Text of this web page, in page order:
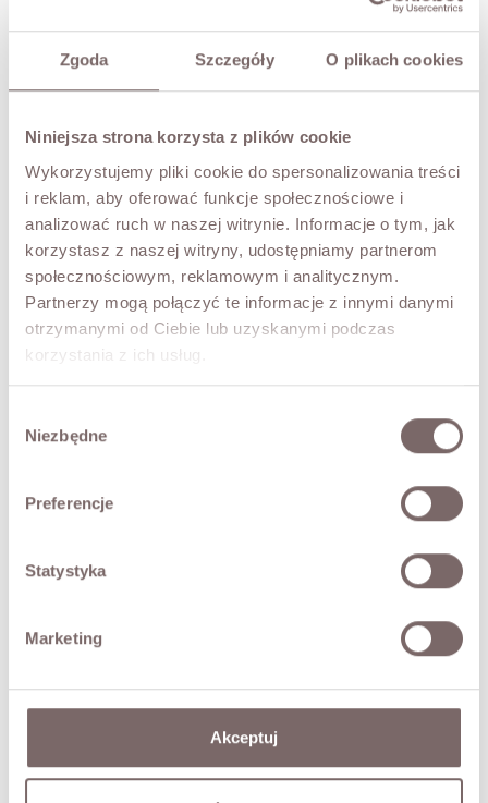
Zgoda Szczegóły O plikach cookies
Niniejsza strona korzysta z plików cookie
Wykorzystujemy pliki cookie do spersonalizowania treści
i reklam, aby oferować funkcje społecznościowe i
analizować ruch w naszej witrynie. Informacje o tym, jak
korzystasz z naszej witryny, udostępniamy partnerom
społecznościowym, reklamowym i analitycznym.
Partnerzy mogą połączyć te informacje z innymi danymi
otrzymanymi od Ciebie lub uzyskanymi podczas
korzystania z ich usług.
zgody
Niezbędne
Preferencje
Statystyka
Marketing
Akceptuj
subtelną, puszystą strukturą. Szlachetna przędza otula
wyjątkowy komfort noszenia oraz przyjemne uczucie
prezentuje się niezwykle stylowo.
delikatnie transparentna struktura podkreśla lekkość i
subtelny charakter modelu. To ponadczasowa propozycja,
która doskonale komponuje się zarówno z jeansami, jak i
satynowymi spódnicami czy eleganckimi spodniami,
tworząc kobiece i stylowe zestawy na co dzień.
- Lekka, puszysta struktura
- Raglanowe rękawy
- Delikatnie transparentny splot